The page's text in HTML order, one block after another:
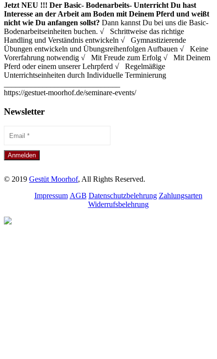
Jetzt NEU !!! Der Basic- Bodenarbeits- Unterricht Du hast
Interesse an der Arbeit am Boden mit Deinem Pferd und weißt
nicht wie Du anfangen sollst? Dann kannst Du bei uns die Basic-
Bodenarbeitseinheiten buchen. √ Schrittweise das richtige
Handling und Verständnis entwickeln √ Gymnastizierende
Übungen entwickeln und Übungsreihenfolgen Aufbauen √ Keine
Vorerfahrung notwendig √ Mit Freude zum Erfolg √ Mit Deinem
Pferd oder einem unserer Lehrpferd √ Regelmäßige
Unterrichtseinheiten durch Individuelle Terminierung
https://gestuet-moorhof.de/seminare-events/
Newsletter
© 2019 Gestüt Moorhof, All Rights Reserved.
Impressum AGB Datenschutzbelehrung Zahlungsarten
Widerrufsbelehrung